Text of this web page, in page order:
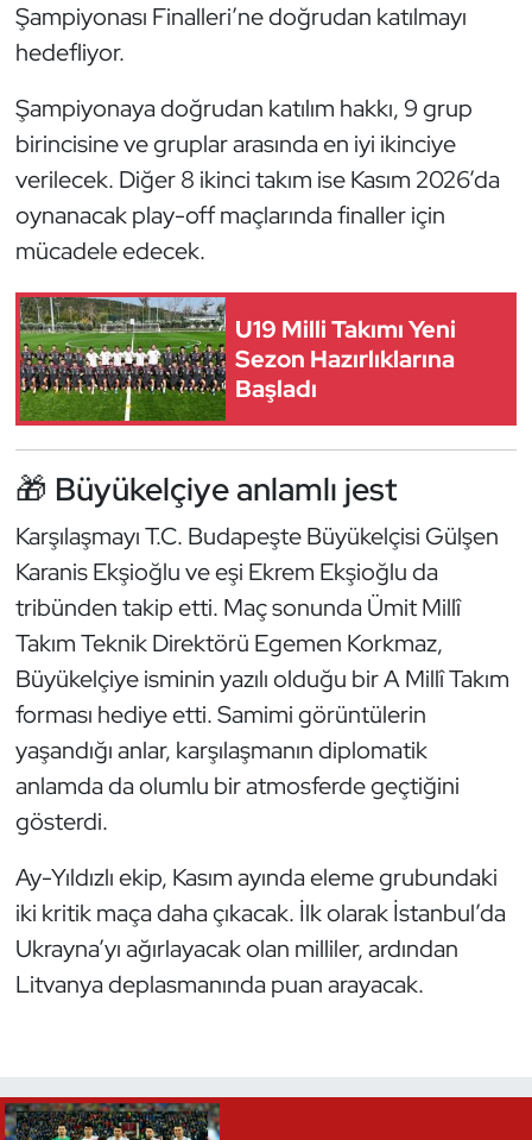
Şampiyonası Finalleri’ne doğrudan katılmayı
hedefliyor.
Şampiyonaya doğrudan katılım hakkı, 9 grup
birincisine ve gruplar arasında en iyi ikinciye
verilecek. Diğer 8 ikinci takım ise Kasım 2026’da
oynanacak play-off maçlarında finaller için
mücadele edecek.
U19 Milli Takımı Yeni
Sezon Hazırlıklarına
Başladı
🎁 Büyükelçiye anlamlı jest
Karşılaşmayı T.C. Budapeşte Büyükelçisi Gülşen
Karanis Ekşioğlu ve eşi Ekrem Ekşioğlu da
tribünden takip etti. Maç sonunda Ümit Millî
Takım Teknik Direktörü Egemen Korkmaz,
Büyükelçiye isminin yazılı olduğu bir A Millî Takım
forması hediye etti. Samimi görüntülerin
yaşandığı anlar, karşılaşmanın diplomatik
anlamda da olumlu bir atmosferde geçtiğini
gösterdi.
Ay-Yıldızlı ekip, Kasım ayında eleme grubundaki
iki kritik maça daha çıkacak. İlk olarak İstanbul’da
Ukrayna’yı ağırlayacak olan milliler, ardından
Litvanya deplasmanında puan arayacak.
Kayak
Kempo
Kick Boks
Kürek
Modern Pentatlon
Motor Sporları
Okçuluk
Optimist
Oryantiring
Özel Sporcular
Paralimpik
Ragbi
Satranç
Su Topu
Sualtı Sporları
Tenis